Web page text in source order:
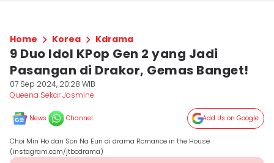
Home Korea Kdrama
9 Duo Idol KPop Gen 2 yang Jadi
Pasangan di Drakor, Gemas Banget!
07 Sep 2024, 20:28 WIB
Queena Sekar Jasmine
News Channel Add Us on Google
Choi Min Ho dan Son Na Eun di drama Romance in the House
(instagram.com/jtbcdrama)